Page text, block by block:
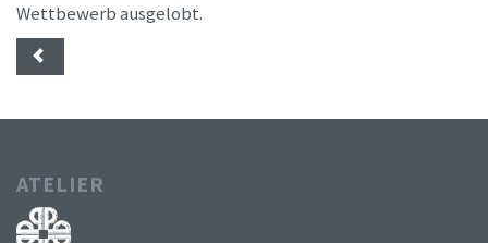
Wettbewerb ausgelobt.
ATELIER